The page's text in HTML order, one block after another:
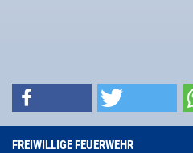
FREIWILLIGE FEUERWEHR